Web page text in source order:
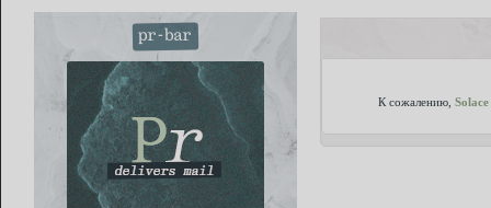
pr-bar
К сожалению, Solace